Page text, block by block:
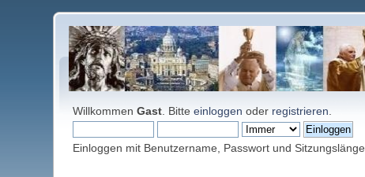
WillkommenGast . Bitteeinloggen oder registrieren
Einloggen mit Benutzername, Passwort und Sitzungslänge